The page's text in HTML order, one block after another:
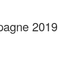
2019